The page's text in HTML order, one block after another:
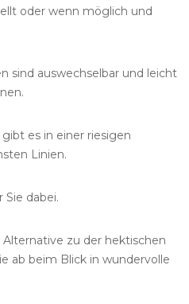
oder wenn möglich und
sind auswechselbar und leicht
es in einer riesigen
Linien.
dabei.
Alternative zu der hektischen
ab beim Blick in wundervolle